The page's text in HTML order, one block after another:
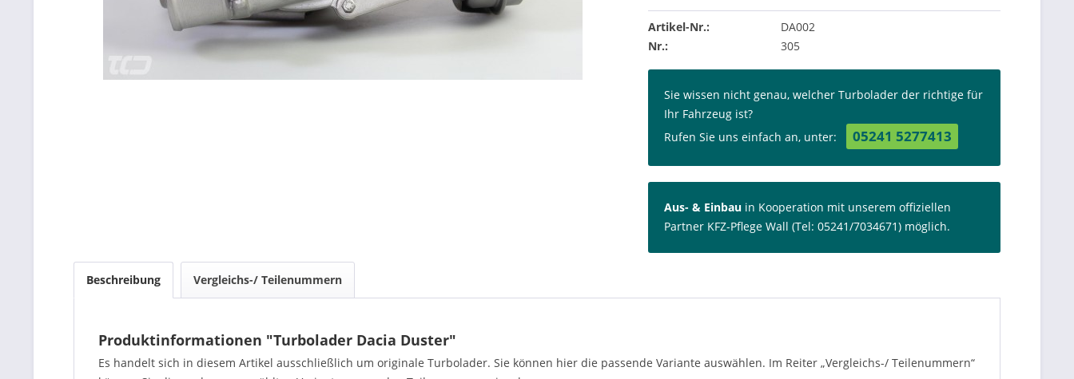
Artikel-Nr.:
DA002
Nr.:
305
Sie wissen nicht genau, welcher Turbolader der richtige für
Ihr Fahrzeug ist?
Rufen Sie uns einfach an, unter:
05241 5277413
Aus- & Einbau in Kooperation mit unserem offiziellen
Partner KFZ-Pflege Wall (Tel: 05241/7034671) möglich.
Beschreibung Vergleichs-/ Teilenummern
Produktinformationen "Turbolader Dacia Duster"
Es handelt sich in diesem Artikel ausschließlich um originale Turbolader. Sie können hier die passende Variante auswählen. Im Reiter „Vergleichs-/ Teilenummern“